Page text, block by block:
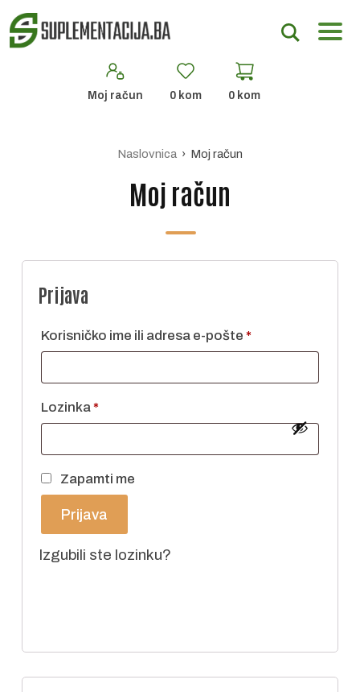
Moj račun 0 kom 0 kom
Naslovnica › Moj račun
Moj račun
Prijava
Korisničko ime ili adresa e-pošte *
Lozinka*
Zapamti me
Prijava
Izgubili ste lozinku?